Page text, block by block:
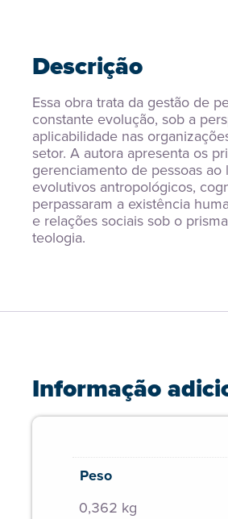
Descrição
Essa obra trata da gestão de
constante evolução, sob a
aplicabilidade nas
setor. A autora apresenta os
gerenciamento de pessoas
evolutivos antropológicos,
perpassaram a existência
e relações sociais sob o
teologia.
Informação
Peso
0,362 kg